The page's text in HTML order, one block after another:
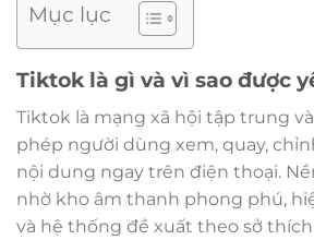
Mục lục
Tiktok là gì và vì sao được
Tiktok là mạng xã hội tập trung
phép người dùng xem, quay,
nội dung ngay trên điện thoại.
nhờ kho âm thanh phong phú,
và hệ thống đề xuất theo sở